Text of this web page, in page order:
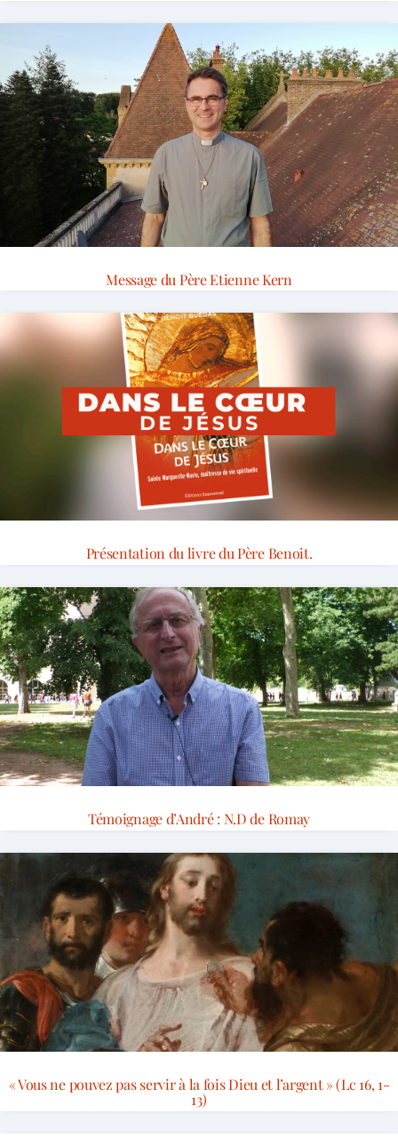
Message du Père Etienne Kern
Présentation du livre du Père Benoit.
Témoignage d’André : N.D de Romay
« Vous ne pouvez pas servir à la fois Dieu et l’argent » (Lc 16, 1-
13)